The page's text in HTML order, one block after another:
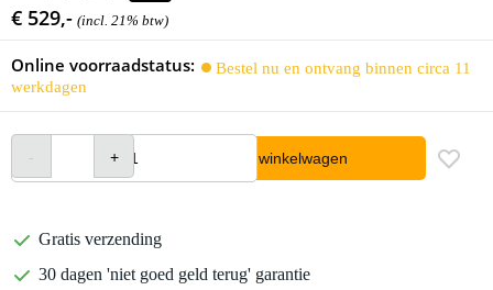
€ 529,- (incl. 21% btw)
Online voorraadstatus:
Bestel nu en ontvang binnen circa 11
werkdagen
In winkelwagen
Gratis verzending
30 dagen 'niet goed geld terug' garantie